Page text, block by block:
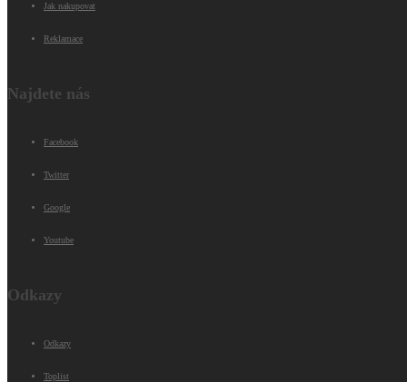
Jak nakupovat
Reklamace
Najdete nás
Facebook
Twitter
Google
Youtube
Odkazy
Odkazy
Toplist